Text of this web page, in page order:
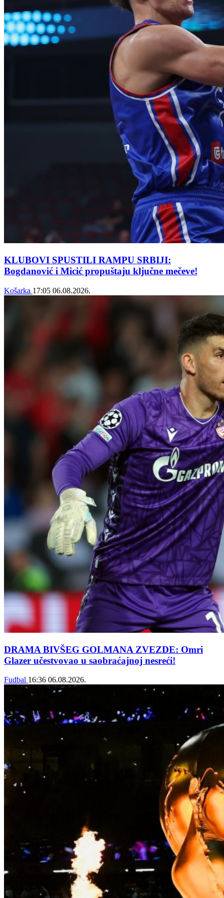
KLUBOVI SPUSTILI RAMPU SRBIJI:
Bogdanović i Micić propuštaju ključne mečeve!
Košarka 17:05 06.08.2026.
DRAMA BIVŠEG GOLMANA ZVEZDE: Omri
Glazer učestvovao u saobraćajnoj nesreći!
Fudbal 16:36 06.08.2026.